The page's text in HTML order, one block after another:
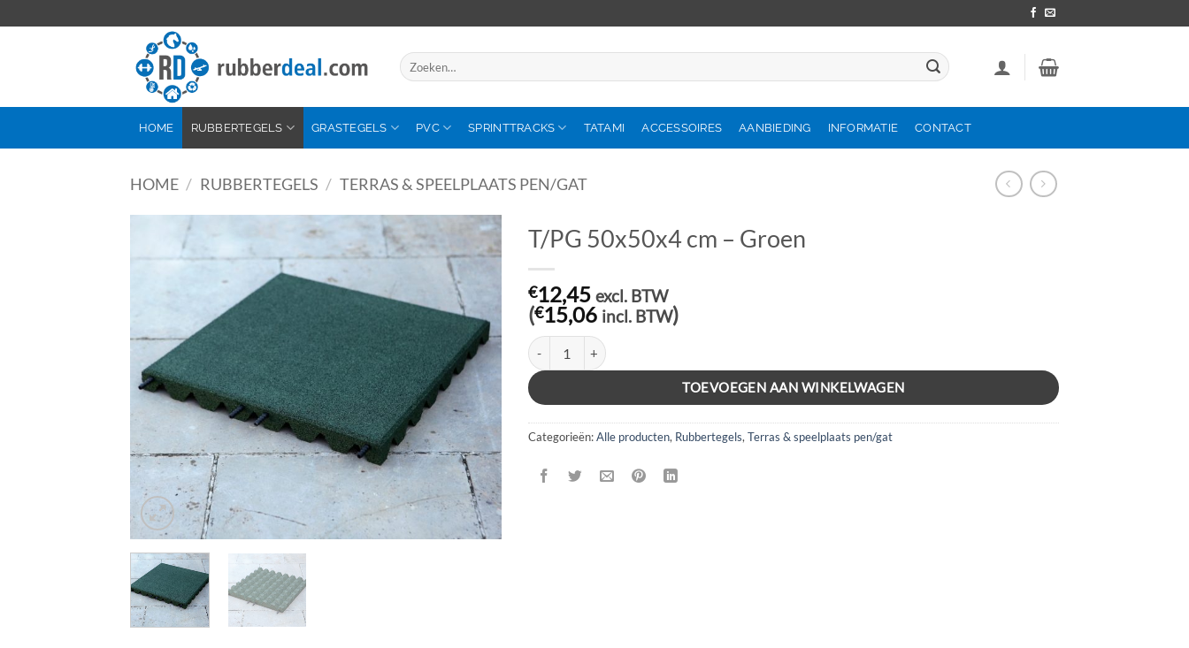
naar
Zoeken
naar:
HOME RUBBERTEGELS GRASTEGELS PVC SPRINTTRACKS TATAMI ACCESSOIRES AANBIEDING INFORMATIE CONTACT
HOME / RUBBERTEGELS / TERRAS & SPEELPLAATS PEN/GAT
T/PG 50x50x4 cm – Groen
€12,45 excl. BTW
(€15,06 incl. BTW)
T/PG 50x50x4 cm – Groen aantal
TOEVOEGEN AAN WINKELWAGEN
Categorieën:Alle producten, Rubbertegels,Terras & speelplaats pen/gat